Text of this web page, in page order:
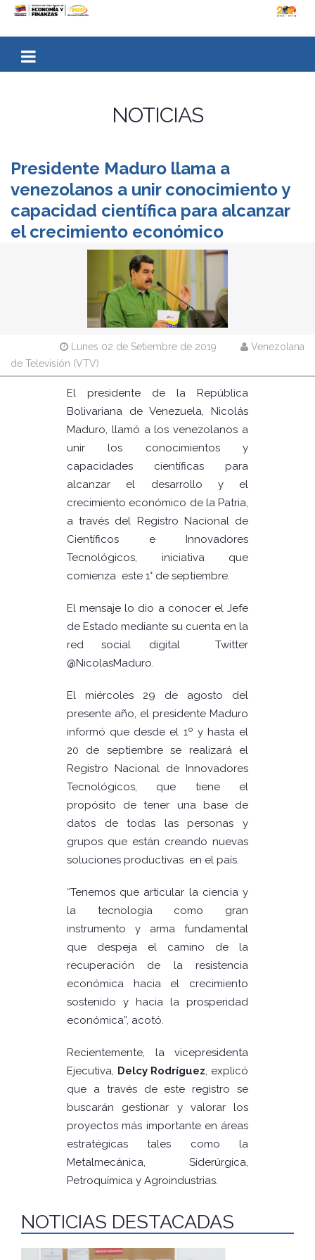
NOTICIAS
Presidente Maduro llama a
venezolanos a unir conocimiento y
capacidad científica para alcanzar
el crecimiento económico
Lunes 02 de Setiembre de 2019
Venezolana
de Televisión (VTV)
El presidente de la República
Bolivariana de Venezuela, Nicolás
Maduro, llamó a los venezolanos a
unir los conocimientos y
capacidades científicas para
alcanzar el desarrollo y el
crecimiento económico de la Patria,
a través del Registro Nacional de
Científicos e Innovadores
Tecnológicos, iniciativa que
comienza este 1° de septiembre.
El mensaje lo dio a conocer el Jefe
de Estado mediante su cuenta en la
red social digital Twitter
@NicolasMaduro.
El miércoles 29 de agosto del
presente año, el presidente Maduro
informó que desde el 1º y hasta el
20 de septiembre se realizará el
Registro Nacional de Innovadores
Tecnológicos, que tiene el
propósito de tener una base de
datos de todas las personas y
grupos que están creando nuevas
soluciones productivas en el país.
“Tenemos que articular la ciencia y
la tecnología como gran
instrumento y arma fundamental
que despeja el camino de la
recuperación de la resistencia
económica hacia el crecimiento
sostenido y hacia la prosperidad
económica”, acotó.
Recientemente, la vicepresidenta
Ejecutiva, Delcy Rodríguez, explicó
que a través de este registro se
buscarán gestionar y valorar los
proyectos más importante en áreas
estratégicas tales como la
Metalmecánica, Siderúrgica,
Petroquímica y Agroindustrias.
NOTICIAS DESTACADAS